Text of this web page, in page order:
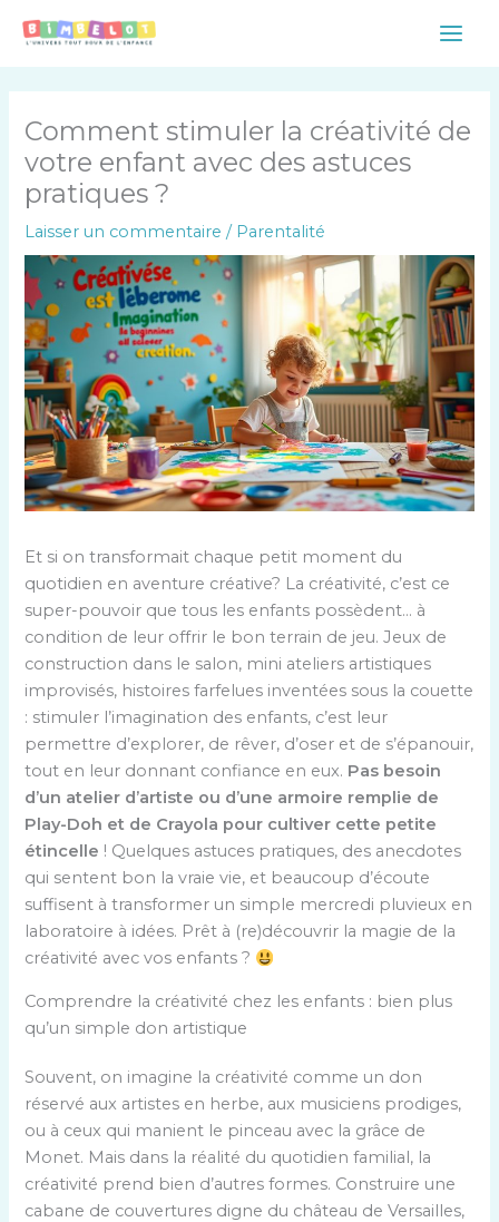
Main
Comment stimuler la créativité de
votre enfant avec des astuces
pratiques ?
Laisser un commentaire / Parentalité
Et si on transformait chaque petit moment du
quotidien en aventure créative? La créativité, c’est ce
super-pouvoir que tous les enfants possèdent… à
condition de leur offrir le bon terrain de jeu. Jeux de
construction dans le salon, mini ateliers artistiques
improvisés, histoires farfelues inventées sous la couette
: stimuler l’imagination des enfants, c’est leur
permettre d’explorer, de rêver, d’oser et de s’épanouir,
tout en leur donnant confiance en eux. Pas besoin
d’un atelier d’artiste ou d’une armoire remplie de
Play-Doh et de Crayola pour cultiver cette petite
étincelle ! Quelques astuces pratiques, des anecdotes
qui sentent bon la vraie vie, et beaucoup d’écoute
suffisent à transformer un simple mercredi pluvieux en
laboratoire à idées. Prêt à (re)découvrir la magie de la
créativité avec vos enfants ?
Comprendre la créativité chez les enfants : bien plus
qu’un simple don artistique
Souvent, on imagine la créativité comme un don
réservé aux artistes en herbe, aux musiciens prodiges,
ou à ceux qui manient le pinceau avec la grâce de
Monet. Mais dans la réalité du quotidien familial, la
créativité prend bien d’autres formes. Construire une
cabane de couvertures digne du château de Versailles,